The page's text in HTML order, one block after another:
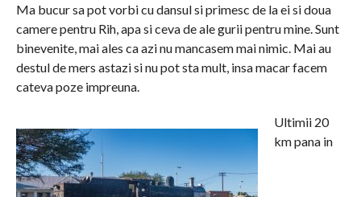
Ma bucur sa pot vorbi cu dansul si primesc de la ei si doua
camere pentru Rih, apa si ceva de ale gurii pentru mine. Sunt
binevenite, mai ales ca azi nu mancasem mai nimic. Mai au
destul de mers astazi si nu pot sta mult, insa macar facem
cateva poze impreuna.
Ultimii 20
km pana in